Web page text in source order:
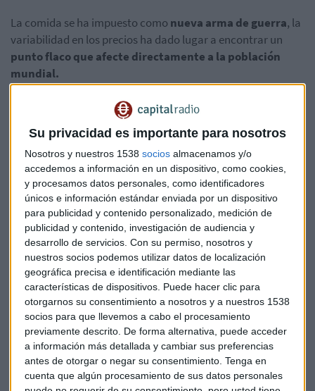
Su privacidad es importante para nosotros
Nosotros y nuestros 1538 socios almacenamos y/o
accedemos a información en un dispositivo, como cookies,
y procesamos datos personales, como identificadores
únicos e información estándar enviada por un dispositivo
para publicidad y contenido personalizado, medición de
publicidad y contenido, investigación de audiencia y
desarrollo de servicios. Con su permiso, nosotros y
nuestros socios podemos utilizar datos de localización
geográfica precisa e identificación mediante las
características de dispositivos. Puede hacer clic para
otorgarnos su consentimiento a nosotros y a nuestros 1538
socios para que llevemos a cabo el procesamiento
previamente descrito. De forma alternativa, puede acceder
a información más detallada y cambiar sus preferencias
antes de otorgar o negar su consentimiento. Tenga en
cuenta que algún procesamiento de sus datos personales
La comida se ha impuesto como nueva arma de guerra, la
variabilidad en los precios ha dado lugar a encontrar un
punto flaco que afecte directamente a la población
mundial.
A la espera de Putin, Lockheed Martin duplica
Las celebraciones del Día de la Victoria se producen
horas después de que el G7 se haya comprometido a
reforzar el aislamiento económico a Rusia
Capital Radio / / 2022-05-09
La falta de acceso a los alimentos puede impulsar a